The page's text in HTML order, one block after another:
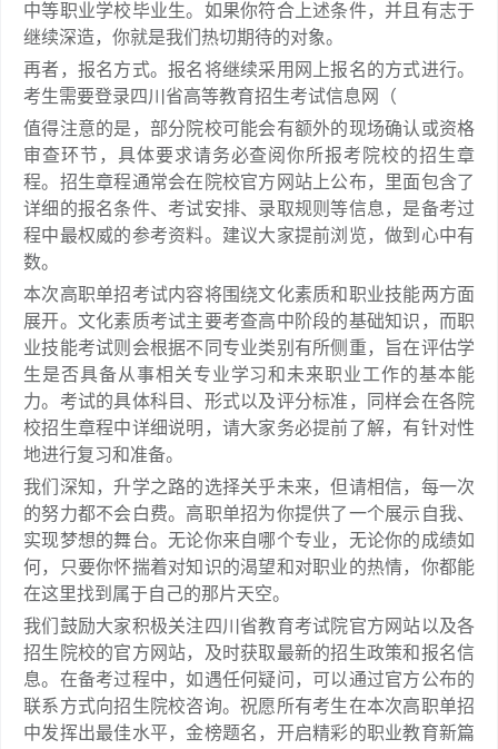
中等职业学校毕业生。如果你符合上述条件，并且有志于
继续深造，你就是我们热切期待的对象。
再者，报名方式。报名将继续采用网上报名的方式进行。
考生需要登录四川省高等教育招生考试信息网（
值得注意的是，部分院校可能会有额外的现场确认或资格
审查环节，具体要求请务必查阅你所报考院校的招生章
程。招生章程通常会在院校官方网站上公布，里面包含了
详细的报名条件、考试安排、录取规则等信息，是备考过
程中最权威的参考资料。建议大家提前浏览，做到心中有
数。
本次高职单招考试内容将围绕文化素质和职业技能两方面
展开。文化素质考试主要考查高中阶段的基础知识，而职
业技能考试则会根据不同专业类别有所侧重，旨在评估学
生是否具备从事相关专业学习和未来职业工作的基本能
力。考试的具体科目、形式以及评分标准，同样会在各院
校招生章程中详细说明，请大家务必提前了解，有针对性
地进行复习和准备。
我们深知，升学之路的选择关乎未来，但请相信，每一次
的努力都不会白费。高职单招为你提供了一个展示自我、
实现梦想的舞台。无论你来自哪个专业，无论你的成绩如
何，只要你怀揣着对知识的渴望和对职业的热情，你都能
在这里找到属于自己的那片天空。
我们鼓励大家积极关注四川省教育考试院官方网站以及各
招生院校的官方网站，及时获取最新的招生政策和报名信
息。在备考过程中，如遇任何疑问，可以通过官方公布的
联系方式向招生院校咨询。祝愿所有考生在本次高职单招
中发挥出最佳水平，金榜题名，开启精彩的职业教育新篇